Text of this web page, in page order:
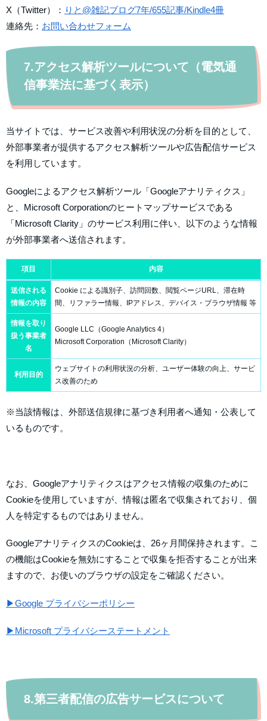
X（Twitter）： りと@雑記ブログ7年/655記事/Kindle4冊
連絡先： お問い合わせフォーム
7.アクセス解析ツールについて（電気通
信事業法に基づく表示）
当サイトでは、サービス改善や利用状況の分析を目的として、
外部事業者が提供するアクセス解析ツールや広告配信サービス
を利用しています。
Googleによるアクセス解析ツール「Googleアナリティクス」
と、Microsoft Corporationのヒートマップサービスである
「Microsoft Clarity」のサービス利用に伴い、以下のような情報
が外部事業者へ送信されます。
項目 内容
送信される
情報の内容
Cookie による識別子、訪問回数、閲覧ページURL、滞在時
間、リファラー情報、IPアドレス、デバイス・ブラウザ情報 等
情報を取り
扱う事業者
名
Google LLC（Google Analytics 4）
Microsoft Corporation（Microsoft Clarity）
利用目的
ウェブサイトの利用状況の分析、ユーザー体験の向上、サービ
ス改善のため
※当該情報は、外部送信規律に基づき利用者へ通知・公表して
いるものです。
なお、Googleアナリティクスはアクセス情報の収集のために
Cookieを使用していますが、情報は匿名で収集されており、個
人を特定するものではありません。
GoogleアナリティクスのCookieは、26ヶ月間保持されます。こ
の機能はCookieを無効にすることで収集を拒否することが出来
ますので、お使いのブラウザの設定をご確認ください。
▶Google プライバシーポリシー
▶Microsoft プライバシーステートメント
8.第三者配信の広告サービスについて